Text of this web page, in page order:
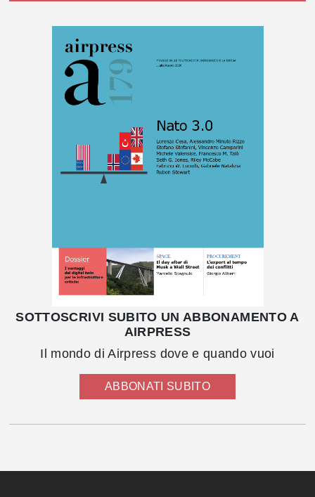
SOTTOSCRIVI SUBITO UN ABBONAMENTO A
AIRPRESS
Il mondo di Airpress dove e quando vuoi
ABBONATI SUBITO